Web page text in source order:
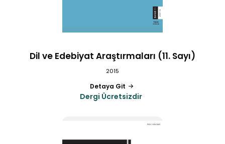
Dil ve Edebiyat Araştırmaları (11. Sayı)
2015
Detaya Git
Dergi Ücretsizdir